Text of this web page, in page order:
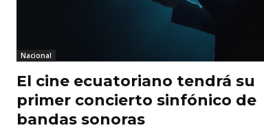
Nacional
El cine ecuatoriano tendrá su
primer concierto sinfónico de
bandas sonoras